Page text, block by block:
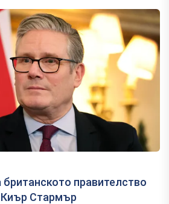
правителство
Киър Стармър